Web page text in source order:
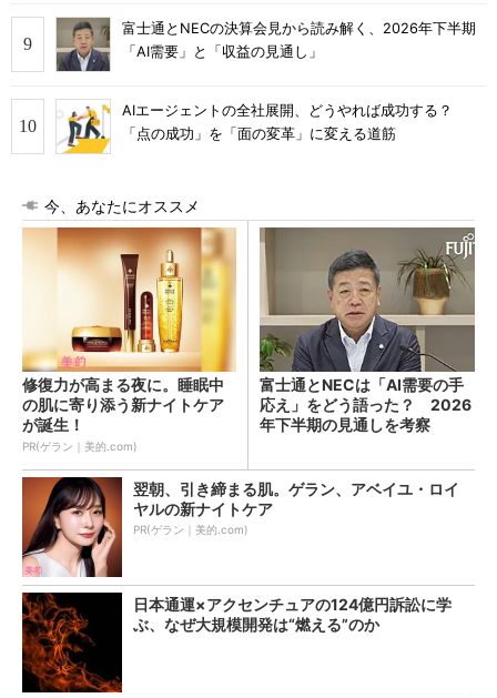
富士通とNECの決算会見から読み解く、2026年下半期
「AI需要」と「収益の見通し」
AIエージェントの全社展開、どうやれば成功する？
「点の成功」を「面の変革」に変える道筋
今、あなたにオススメ
修復力が高まる夜に。睡眠中
の肌に寄り添う新ナイトケア
が誕生！
PR(ゲラン｜美的.com)
富士通とNECは「AI需要の手
応え」をどう語った？ 2026
年下半期の見通しを考察
翌朝、引き締まる肌。ゲラン、アベイユ・ロイ
ヤルの新ナイトケア
PR(ゲラン｜美的.com)
日本通運×アクセンチュアの124億円訴訟に学
ぶ、なぜ大規模開発は“燃える”のか